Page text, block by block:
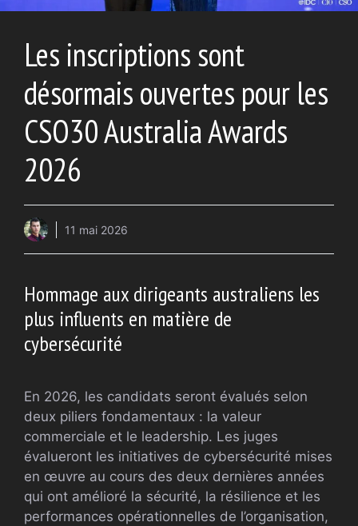
Les inscriptions sont
désormais ouvertes pour les
CSO30 Australia Awards
2026
11 mai 2026
Hommage aux dirigeants australiens les
plus influents en matière de
cybersécurité
En 2026, les candidats seront évalués selon
deux piliers fondamentaux : la valeur
commerciale et le leadership. Les juges
évalueront les initiatives de cybersécurité mises
en œuvre au cours des deux dernières années
qui ont amélioré la sécurité, la résilience et les
performances opérationnelles de l’organisation,